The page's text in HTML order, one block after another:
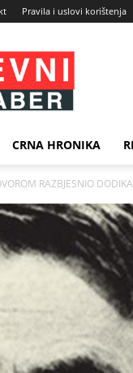
Pravila i uslovi korištenja
Dnevni
Haber
CRNA HRONIKA
RAZBJESNIO